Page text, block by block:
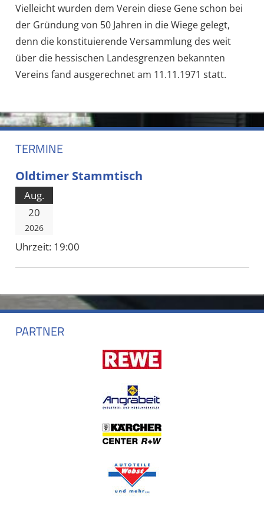
Vielleicht wurden dem Verein diese Gene schon bei
der Gründung von 50 Jahren in die Wiege gelegt,
denn die konstituierende Versammlung des weit
über die hessischen Landesgrenzen bekannten
Vereins fand ausgerechnet am 11.11.1971 statt.
TERMINE
Oldtimer Stammtisch
Aug.
20
2026
Uhrzeit: 19:00
PARTNER